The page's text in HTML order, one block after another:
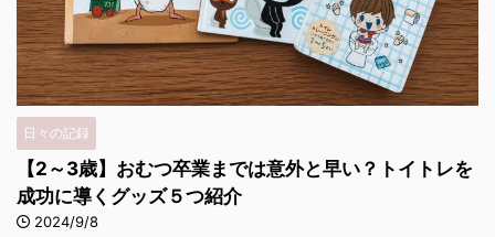
日々の記録
【2～3歳】おむつ卒業までは意外と早い？トイトレを
成功に導くグッズ５つ紹介
2024/9/8